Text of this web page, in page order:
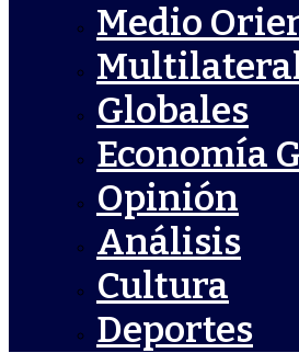
Medio
Globales
Economía
Opinión
Análisis
Cultura
Deportes